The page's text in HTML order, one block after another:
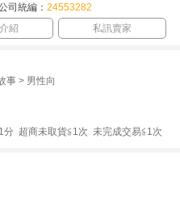
統編： 24553282
紹 私訊賣家
事 > 男性向
分 超商未取貨≦1次 未完成交易≦1次